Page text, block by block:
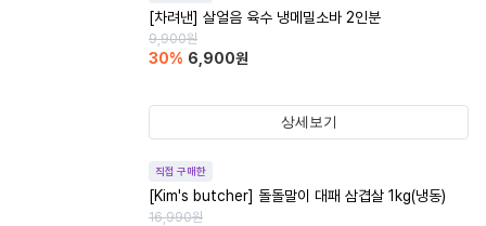
[차려낸] 살얼음 육수 냉메밀소바 2인분
9,900원
30% 6,900원
상세보기
직접 구매한
[Kim's butcher] 돌돌말이 대패 삼겹살 1kg(냉동)
16,990원